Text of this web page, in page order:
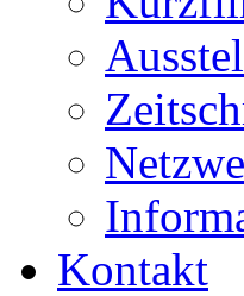
Kontakt